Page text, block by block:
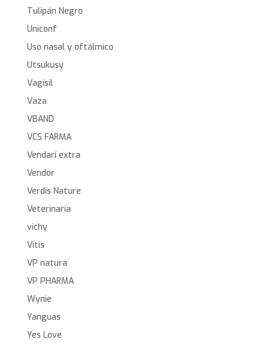
Tulipán Negro
Uniconf
Uso nasal y oftálmico
Utsukusy
Vagisil
Vaza
VBAND
VCS FARMA
Vendarí extra
Vendor
Verdis Nature
Veterinaria
vichy
Vitis
VP natura
VP PHARMA
Wynie
Yanguas
Yes Love